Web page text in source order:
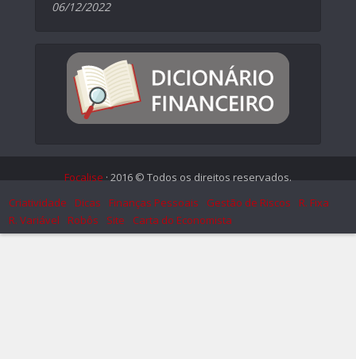
06/12/2022
Focalise · 2016 © Todos os direitos reservados.
Criatividade
Dicas Finanças Pessoais Gestão de Riscos
R. Fixa
R. Variável
Robôs Site Carta do Economista